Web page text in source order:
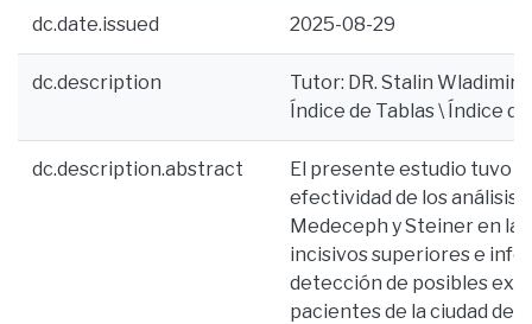
dc.date.issued 2025-08-29
dc.description
Tutor: DR. Stalin Wladimir
Índice de Tablas \ Índice
dc.description.abstract
El presente estudio tuvo
efectividad de los análisis
Medeceph y Steiner en la
incisivos superiores e
detección de posibles
pacientes de la ciudad de